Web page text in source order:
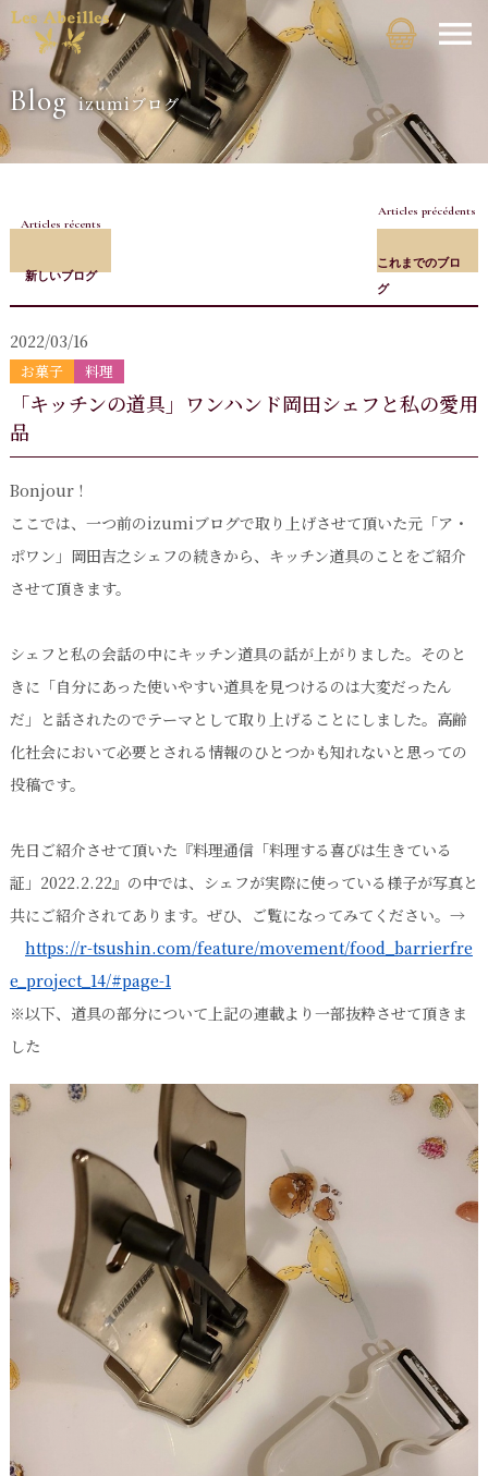
Blog izumiブログ
Articles récents
新しいブログ
Articles précédents
これまでのブロ
グ
2022/03/16
お菓子 料理
「キッチンの道具」ワンハンド岡田シェフと私の愛用
品
Bonjour !
ここでは、一つ前のizumiブログで取り上げさせて頂いた元「ア・
ポワン」岡田吉之シェフの続きから、キッチン道具のことをご紹介
させて頂きます。
シェフと私の会話の中にキッチン道具の話が上がりました。そのと
きに「自分にあった使いやすい道具を見つけるのは大変だったん
だ」と話されたのでテーマとして取り上げることにしました。高齢
化社会において必要とされる情報のひとつかも知れないと思っての
投稿です。
先日ご紹介させて頂いた『料理通信「料理する喜びは生きている
証」2022.2.22』の中では、シェフが実際に使っている様子が写真と
共にご紹介されてあります。ぜひ、ご覧になってみてください。→
https://r-tsushin.com/feature/movement/food_barrierfre
e_project_14/#page-1
※以下、道具の部分について上記の連載より一部抜粋させて頂きま
した